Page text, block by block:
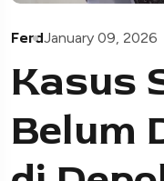
FerdJanuary 09, 2026
Kasus
Belum